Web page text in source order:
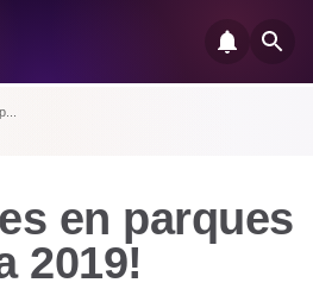
en parques
2019!